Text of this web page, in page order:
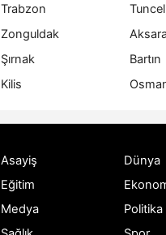
Trabzon
Zonguldak
Şırnak
Bartın
Kilis
Asayiş
Dünya
Eğitim
Medya
Politika